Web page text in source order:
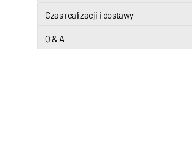
Czas realizacji i dostawy
Q & A